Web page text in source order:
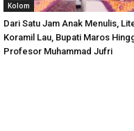
Kolom
Dari Satu Jam Anak Menulis,
Koramil Lau, Bupati Maros
Profesor Muhammad Jufri